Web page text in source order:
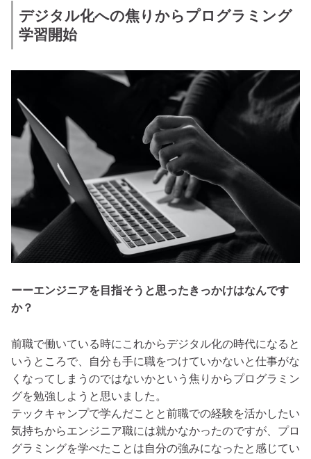
デジタル化への焦りからプログラミング
学習開始
ーーエンジニアを目指そうと思ったきっかけはなんです
か？
前職で働いている時にこれからデジタル化の時代になると
いうところで、自分も手に職をつけていかないと仕事がな
くなってしまうのではないかという焦りからプログラミン
グを勉強しようと思いました。
テックキャンプで学んだことと前職での経験を活かしたい
気持ちからエンジニア職には就かなかったのですが、プロ
グラミングを学べたことは自分の強みになったと感じてい